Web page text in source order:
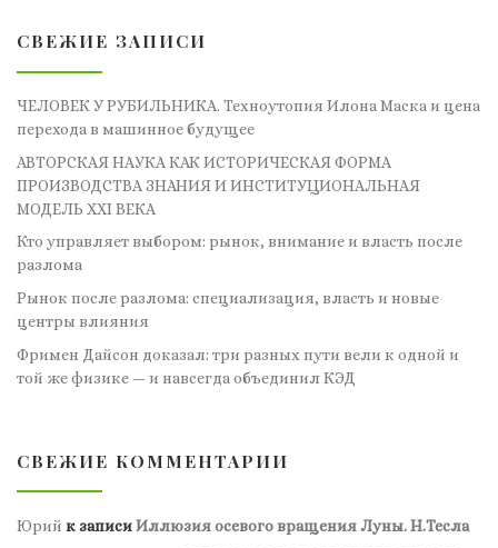
СВЕЖИЕ ЗАПИСИ
ЧЕЛОВЕК У РУБИЛЬНИКА. Техноутопия Илона Маска и цена
перехода в машинное будущее
АВТОРСКАЯ НАУКА КАК ИСТОРИЧЕСКАЯ ФОРМА
ПРОИЗВОДСТВА ЗНАНИЯ И ИНСТИТУЦИОНАЛЬНАЯ
МОДЕЛЬ XXI ВЕКА
Кто управляет выбором: рынок, внимание и власть после
разлома
Рынок после разлома: специализация, власть и новые
центры влияния
Фримен Дайсон доказал: три разных пути вели к одной и
той же физике — и навсегда объединил КЭД
СВЕЖИЕ КОММЕНТАРИИ
Юрий к записиИллюзия осевого вращения Луны. Н.Тесла